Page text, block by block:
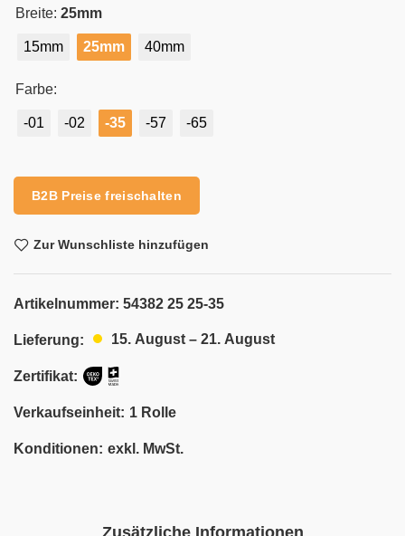
Breite: 25mm
15mm 25mm 40mm
Farbe:
-01 -02 -35 -57 -65
B2B Preise freischalten
Zur Wunschliste hinzufügen
Artikelnummer: 54382 25 25-35
Lieferung: 15. August – 21. August
Zertifikat:
Verkaufseinheit: 1 Rolle
Konditionen: exkl. MwSt.
Zusätzliche Informationen